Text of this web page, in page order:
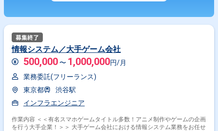
情報システム／大手ゲーム会社
500,000 〜 1,000,000円/月
業務委託(フリーランス)
東京都
渋谷駅
インフラエンジニア
作業内容 ＜＜有名スマホゲームタイトル多数！アニメ制作やゲームの企画
を行う大手企業！＞＞ 大手ゲーム会社における情報システム業務をお任せ